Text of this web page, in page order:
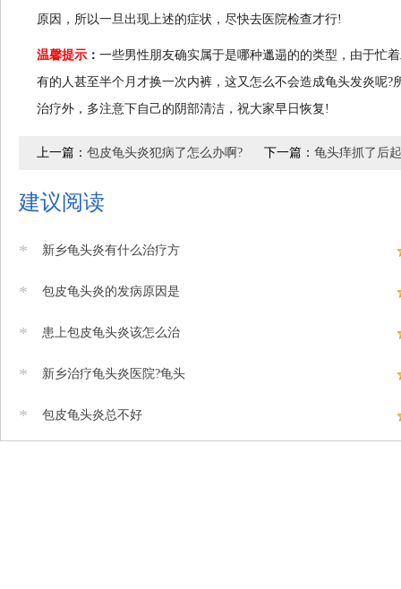
原因，所以一旦出现上述的症状，尽快去医院检查才行!
温馨提示 ： 一些男性朋友确实属于是哪种邋遢的的类型，由于忙
有的人甚至半个月才换一次内裤，这又怎么不会造成龟头发炎呢
治疗外，多注意下自己的阴部清洁，祝大家早日恢复!
上一篇： 包皮龟头炎犯病了怎么办啊? 下一篇： 龟头痒抓了后
建议阅读
* 新乡龟头炎有什么治疗方
* 包皮龟头炎的发病原因是
* 患上包皮龟头炎该怎么治
* 新乡治疗龟头炎医院?龟头
* 包皮龟头炎总不好